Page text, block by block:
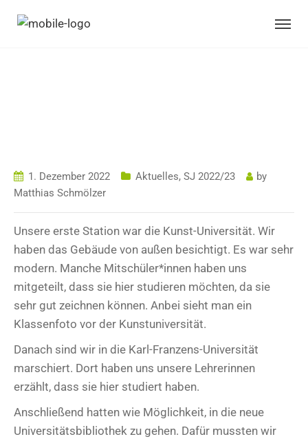
1. Dezember 2022 Aktuelles, SJ 2022/23
by
Matthias Schmölzer
Unsere erste Station war die Kunst-Universität. Wir
haben das Gebäude von außen besichtigt. Es war sehr
modern. Manche Mitschüler*innen haben uns
mitgeteilt, dass sie hier studieren möchten, da sie
sehr gut zeichnen können. Anbei sieht man ein
Klassenfoto vor der Kunstuniversität.
Danach sind wir in die Karl-Franzens-Universität
marschiert. Dort haben uns unsere Lehrerinnen
erzählt, dass sie hier studiert haben.
Anschließend hatten wie Möglichkeit, in die neue
Universitätsbibliothek zu gehen. Dafür mussten wir